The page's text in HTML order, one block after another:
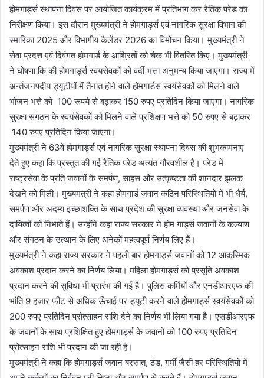
होमगार्ड्स स्थापना दिवस पर आयोजित कार्यक्रम में प्रतिभाग कर रैतिक परेड का
निरीक्षण किया। इस दौरान मुख्यमंत्री ने होमगार्ड्स एवं नागरिक सुरक्षा विभाग की
स्मारिका 2025 और विभागीय कैलेंडर 2026 का विमोचन किया। मुख्यमंत्री ने
सेवा प्रदत्त एवं दिवंगत होमगार्ड के आश्रितों को चेक भी वितरित किए। मुख्यमंत्री
ने घोषणा कि की होमगार्ड्स स्वंयसेवकों को वर्दी भत्ता अनुमन्य किया जाएगा। राज्य में
अर्न्तजनपदीय ड्यूटीयों में तैनात होने वाले होमगार्डस स्वयंसेवकों को मिलने वाले
भोजन भत्ते को 100 रूपये से बढ़ाकर 150 रुपए प्रतिदिन किया जाएगा। नागरिक
सुरक्षा संगठन के स्वयंसेवकों को मिलने वाले प्रशिक्षण भत्ते को 50 रुपए से बढ़ाकर
140 रुपए प्रतिदिन किया जाएगा।
मुख्यमंत्री ने 63वें होमगार्ड्स एवं नागरिक सुरक्षा स्थापना दिवस की शुभकामनाएं
देते हुए कहा कि प्रस्तुत की गई रैतिक परेड अत्यंत गौरवशील है। परेड में
राष्ट्रसेवा के प्रति जवानों के समर्पण, साहस और उत्कृष्टता की शानदार झलक
देखने को मिली। मुख्यमंत्री ने कहा होमगार्ड जवान कठिन परिस्थितियों में भी धैर्य,
समर्पण और अदम्य इच्छाशक्ति के साथ प्रदेश की सुरक्षा व्यवस्था और जनसेवा के
दायित्वों को निभाते हैं। उन्होंने कहा राज्य सरकार ने होम गार्ड्स जवानों के कल्याण
और संगठन के उत्थान के लिए अनेकों महत्वपूर्ण निर्णय लिए हैं।
मुख्यमंत्री ने कहा राज्य सरकार ने पहली बार होमगार्ड्स जवानों को 12 आकस्मिक
अवकाश प्रदान करने का निर्णय लिया। महिला होमगार्ड्स को प्रसूति अवकाश
प्रदान करने की सुविधा भी प्रारंभ की गई है। पुलिस कर्मियों और एनडीआरएफ की
भांति 9 हजार फीट से अधिक ऊँचाई पर ड्यूटी करने वाले होमगार्ड्स स्वयंसेवकों को
200 रुपए प्रतिदिन प्रोत्साहन राशि देने का निर्णय भी लिया गया है। एसडीआरएफ
के जवानों के साथ प्रशिक्षित हुए होमगार्ड्स के जवानों को 100 रुपए प्रतिदिन
प्रोत्साहन राशि भी प्रदान की जा रही है।
मुख्यमंत्री ने कहा कि होमगार्ड्स जवान बरसात, ठंड, गर्मी जैसी हर परिस्थितियों में